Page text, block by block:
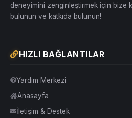
deneyimini zenginleştirmek için bize
bulunun ve katkıda bulunun!
HIZLI BAĞLANTILAR
Yardım Merkezi
Anasayfa
İletişim & Destek